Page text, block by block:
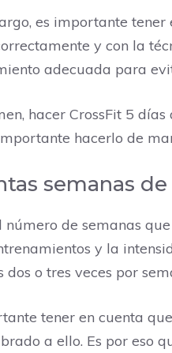
es importante tener
y con la
adecuada para
hacer CrossFit 5
hacerlo de
semanas
número de semanas
y la
dos o tres veces por
tener en cuenta
a ello. Es por eso